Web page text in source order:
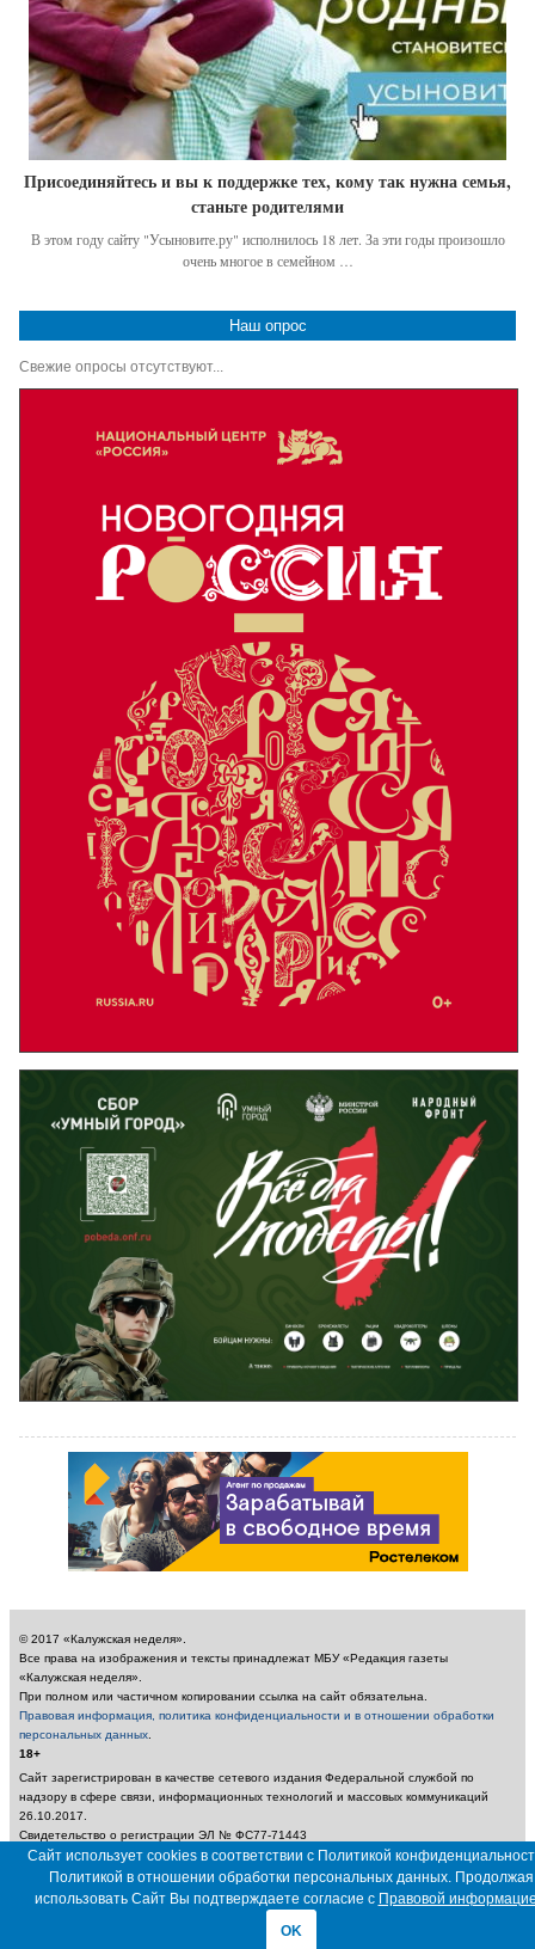
Присоединяйтесь и вы к поддержке тех, кому так нужна семья,
станьте родителями
В этом году сайту "Усыновите.ру" исполнилось 18 лет. За эти годы произошло
очень многое в семейном …
Наш опрос
Свежие опросы отсутствуют...
© 2017 «Калужская неделя».
Все права на изображения и тексты принадлежат МБУ «Редакция газеты
«Калужская неделя».
При полном или частичном копировании ссылка на сайт обязательна.
Правовая информация, политика конфиденциальности и в отношении обработки
персональных данных
18+
Сайт зарегистрирован в качестве сетевого издания Федеральной службой по
надзору в сфере связи, информационных технологий и массовых коммуникаций
26.10.2017.
Свидетельство о регистрации ЭЛ № ФС77-71443
Учредитель: Муниципальное бюджетное учреждение «Редакция газеты «Калужская
неделя»
Главный редактор: Амбарцумян А. Ю. / Электронный адрес редакции:
nedelya_kaluga@adm.kaluga.ru / Телефон редакции: 400-424
Сайт использует cookies в соответствии с Политикой
Политикой в отношении обработки персональных данных. Продолжая
использовать Сайт Вы подтверждаете согласие с Правовой
OK